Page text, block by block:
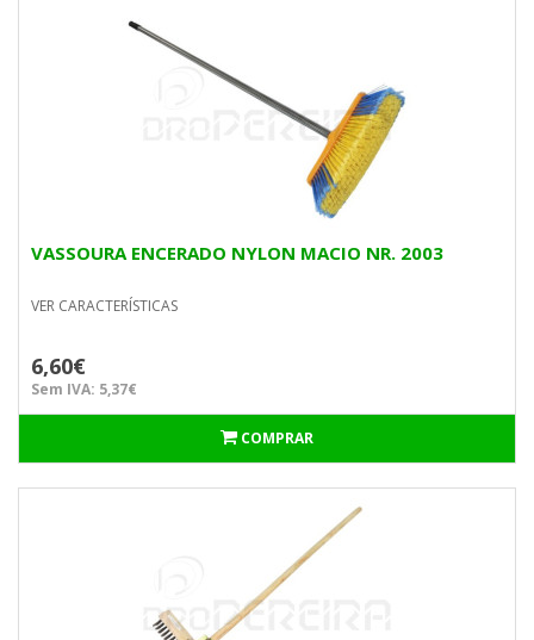
VASSOURA ENCERADO NYLON MACIO NR. 2003
VER CARACTERÍSTICAS
6,60€
Sem IVA: 5,37€
COMPRAR